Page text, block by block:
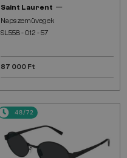
Saint Laurent —
Napszemüvegek
SL558 - 012 - 57
87 000 Ft
48/72